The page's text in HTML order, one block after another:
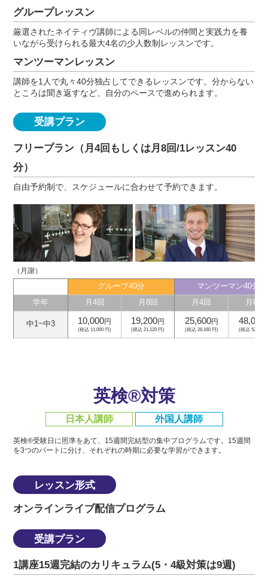
グループレッスン
厳選されたネイティヴ講師による同レベルの仲間と実践力を養
いながら受けられる最大4名の少人数制レッスンです。
マンツーマンレッスン
講師を1人で丸々40分独占してできるレッスンです。分からない
ところは聞き返すなど、自分のペースで進められます。
受講プラン
フリープラン（月4回もしくは月8回/1レッスン40
分）
自由予約制で、スケジュールに合わせて予約できます。
（月謝）
グループ40分
マンツーマン40分
学年
月4回 月8回 月4回 月8回
中1~中3 10,000円
(税込 11,000 円)
19,200円
(税込 21,120 円)
25,600円
(税込 28,160 円)
48,000
(税込 52,800
英検®対策
日本人講師 外国人講師
英検®受験日に照準をあて、15週間完結型の集中プログラムです。 15週間
を3つのパートに分け、それぞれの時期に必要な学習ができます。
レッスン形式
オンラインライブ配信プログラム
受講プラン
1講座15週完結のカリキュラム(5・4級対策は9週)